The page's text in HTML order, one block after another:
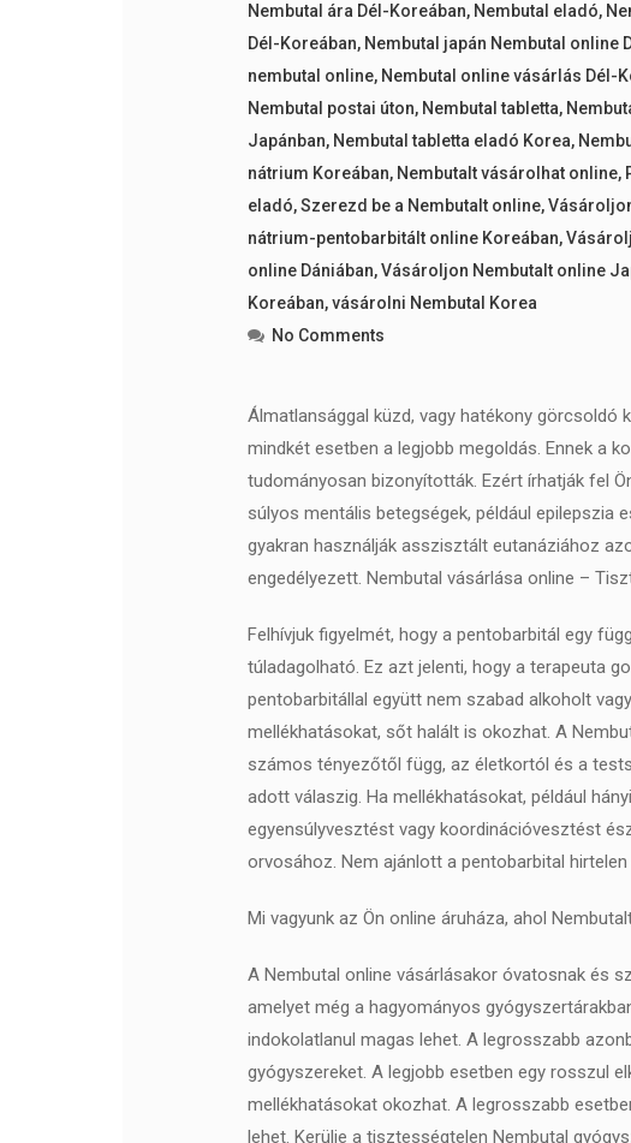
Nembutal ára Dél-Koreában, Nembutal eladó,
Dél-Koreában, Nembutal japán Nembutal online
nembutal online, Nembutal online vásárlás Dél-
Nembutal postai úton, Nembutal tabletta,
Japánban, Nembutal tabletta eladó Korea,
nátrium Koreában, Nembutalt vásárolhat online,
eladó,Szerezd be a Nembutalt online,
nátrium-pentobarbitált online Koreában,
online Dániában,Vásároljon Nembutalt online
Koreában,vásárolni Nembutal Korea
No Comments
Álmatlansággal küzd, vagy hatékony görcsoldó
mindkét esetben a legjobb megoldás. Ennek a
tudományosan bizonyították. Ezért írhatják fel
súlyos mentális betegségek, például epilepszia
gyakran használják asszisztált eutanáziához
engedélyezett. Nembutal vásárlása online –
Felhívjuk figyelmét, hogy a pentobarbitál egy
túladagolható. Ez azt jelenti, hogy a terapeuta
pentobarbitállal együtt nem szabad alkoholt
mellékhatásokat, sőt halált is okozhat. A
számos tényezőtől függ, az életkortól és a
adott válaszig. Ha mellékhatásokat, például
egyensúlyvesztést vagy koordinációvesztést
orvosához. Nem ajánlott a pentobarbital hirtelen
Mi vagyunk az Ön online áruháza, ahol
A Nembutal online vásárlásakor óvatosnak és
amelyet még a hagyományos
indokolatlanul magas lehet. A legrosszabb
gyógyszereket. A legjobb esetben egy rosszul
mellékhatásokat okozhat. A legrosszabb
lehet. Kerülje a tisztességtelen Nembutal